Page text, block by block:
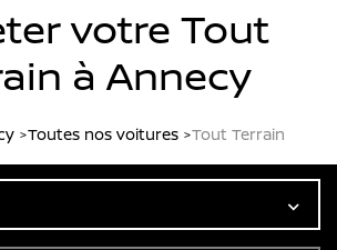
votre Tout
à Annecy
Toutes nos voitures Tout Terrain